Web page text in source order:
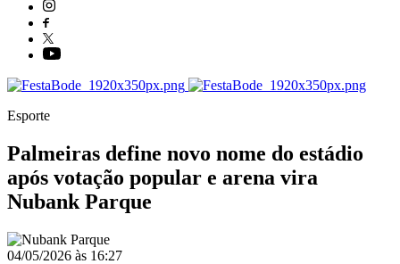
Esporte
Palmeiras define novo nome do estádio
após votação popular e arena vira
Nubank Parque
04/05/2026 às 16:27